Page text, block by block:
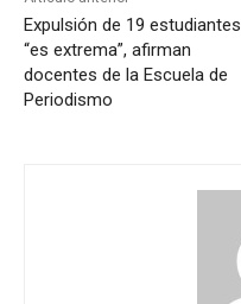
Expulsión de 19 estudiantes
“es extrema”, afirman
docentes de la Escuela de
Periodismo